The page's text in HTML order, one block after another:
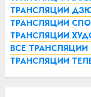
ТРАНСЛЯЦИИ
ТРАНСЛЯЦИИ
ТРАНСЛЯЦИИ
ВСЕ
ТРАНСЛЯЦИИ